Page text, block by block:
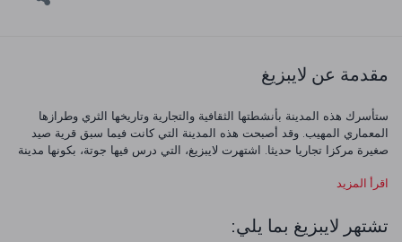
مقدمة عن لايبزيغ
ستأسرك هذه المدينة بأنشطتها الثقافية والتجارية وتاريخها الثري وطرازها
المعماري المهيب. وقد أصبحت هذه المدينة التي كانت فيما سبق قرية صيد
صغيرة مركزا تجاريا حديثا. اشتهرت لايبزيغ، التي درس فيها جوتة، بكونها مدينة
للغاية.
اقرأ المزيد
تشتهر لايبزيغ بما يلي: